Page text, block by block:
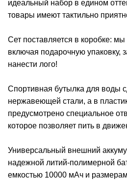
идеальный набор в едином
товары имеют тактильно
Сет поставляется в коробке:
включая подарочную упаковку,
нанести лого!
Спортивная бутылка для воды
нержавеющей стали, а в
предусмотрено специальное
которое позволяет пить в
Универсальный внешний
надежной литий-полимерной
емкостью 10000 мАч и